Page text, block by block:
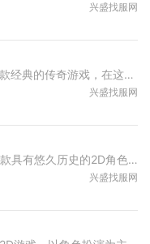
兴盛找服网
神龙合击版本是一款经典的传奇游戏，在这个世界里，玩家可以化身为各种角色，进行2D游戏中的冒险与战斗。这款游戏拥有着丰富的内容和各种有趣的玩法，让玩家体验到真正的传奇游
兴盛找服网
雷霆2合1传奇是一款具有悠久历史的2D角色扮演游戏。作为传奇系列的新作，它集合了传奇游戏的经典玩法，并引入了更加丰富的内容和创新的设计。游戏采用了万人在线的模式，玩家可
兴盛找服网